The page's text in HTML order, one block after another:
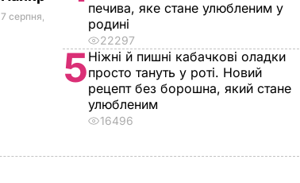
7 серпня, 18.03 БУЛЬВАР
печива, яке стане улюбленим у
родині
22297
5Ніжні й пишні кабачкові оладки
просто тануть у роті. Новий
рецепт без борошна, який стане
улюбленим
16496